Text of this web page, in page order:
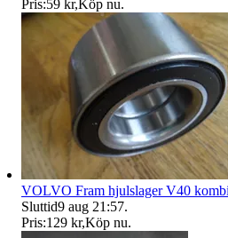
Pris:59 kr,Köp nu.
VOLVO Fram hjulslager V40
Sluttid9 aug 21:57.
Pris:129 kr,Köp nu.